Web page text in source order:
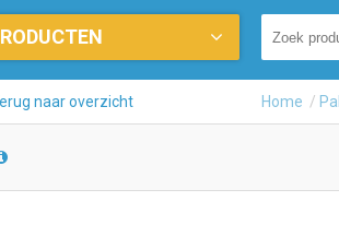
naar overzicht Home /